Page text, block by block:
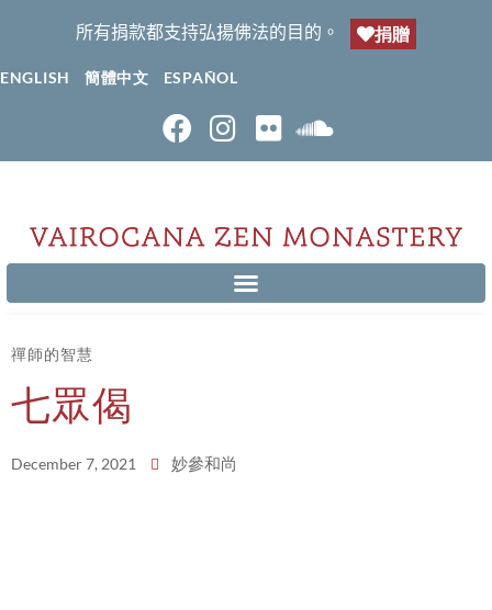
所有捐款都支持弘揚佛法的目的。 捐贈
ENGLISH 簡體中文 ESPAÑOL
禪師的智慧
七眾偈
December 7, 2021 妙參和尚